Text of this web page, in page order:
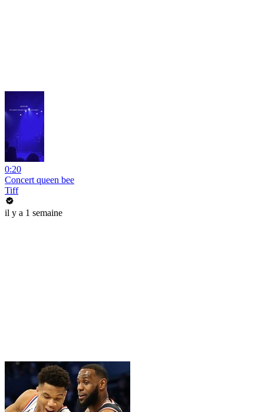
0:20
Concert queen bee
Tiff
il y a 1 semaine